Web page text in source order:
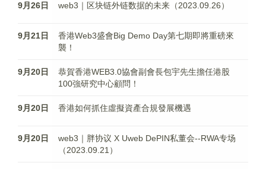
9月26日 web3｜区块链外链数据的未来（2023.09.26）
9月21日
香港Web3盛會Big Demo Day第七期即將重磅來
襲！
9月20日
恭賀香港WEB3.0協會副會長包宇先生擔任港股
100強研究中心顧問！
9月20日 香港如何抓住虛擬資產合規發展機遇
9月20日
web3｜胖协议 X Uweb DePIN私董会--RWA专场
（2023.09.21）